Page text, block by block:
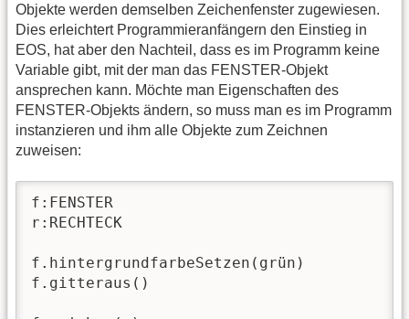
Objekte werden demselben Zeichenfenster zugewiesen.
Dies erleichtert Programmieranfängern den Einstieg in
EOS, hat aber den Nachteil, dass es im Programm keine
Variable gibt, mit der man das FENSTER-Objekt
ansprechen kann. Möchte man Eigenschaften des
FENSTER-Objekts ändern, so muss man es im Programm
instanzieren und ihm alle Objekte zum Zeichnen
zuweisen:
f:FENSTER
r:RECHTECK
f.hintergrundfarbeSetzen(grün)
f.gitteraus()